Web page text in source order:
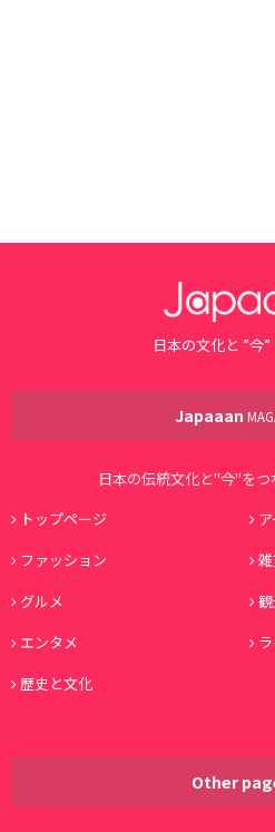
日本の文化と ”今”
Japaaan
日本の伝統文化と"今"を
トップページ
ファッション
グルメ
エンタメ
歴史と文化
Other